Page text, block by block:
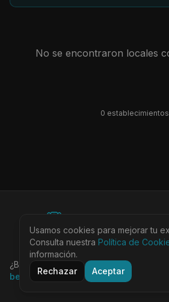
No se encontraron locales
0 establecimientos
©
Ciudades LocalesAgenda
Aviso LegalPrivacidad
¿Buscas la guía completa de Barcelona?
bearinbcn.com
Usamos cookies para mejorar tu
Consulta nuestra Política de
información.
Rechazar
Aceptar